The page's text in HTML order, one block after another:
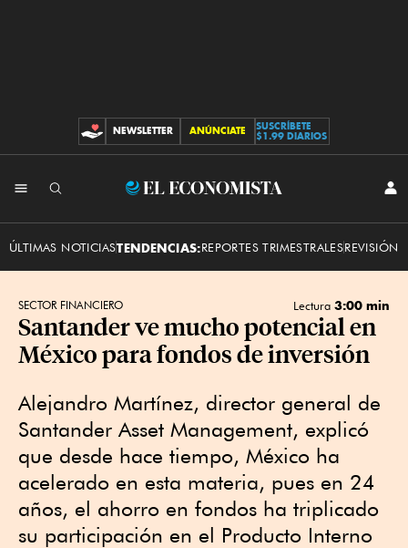
CONTRIBUCIONES
NEWSLETTER ANÚNCIATE
SUSCRÍBETE
$1.99 DIARIOS
El
ÚLTIMAS NOTICIASTENDENCIAS:REPORTES TRIMESTRALESREVISIÓN
SECTOR FINANCIERO Lectura 3:00 min
Santander ve mucho potencial en
México para fondos de inversión
Alejandro Martínez, director general de
Santander Asset Management, explicó
que desde hace tiempo, México ha
acelerado en esta materia, pues en 24
años, el ahorro en fondos ha triplicado
su participación en el Producto Interno